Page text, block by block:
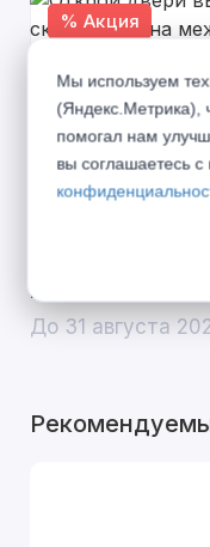
% Акция
Открой двери
скидка 10% на
покупке входной
До 31 августа
Мы используем
(Яндекс.Метрика),
помогал нам
вы соглашаетесь